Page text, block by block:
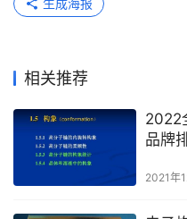
生成海报
相关推荐
2022
品牌
2021年